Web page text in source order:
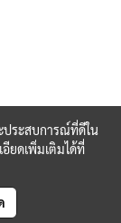
ประสบการณ์ที่ดีใน
ยดเพิ่มเติมได้ที่